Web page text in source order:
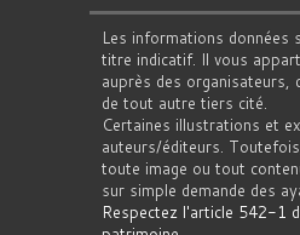
Les informations données
titre indicatif. Il vous
auprès des organisateurs,
de tout autre tiers cité.
Certaines illustrations et
auteurs/éditeurs.
toute image ou tout
sur simple demande des
Respectez l'article 542-1